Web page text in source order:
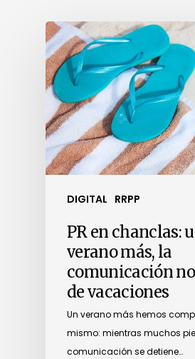
DIGITAL RRPP
PR en chanclas:
verano más, la
comunicación no
de vacaciones
Un verano más hemos
mismo: mientras muchos
comunicación se detiene…